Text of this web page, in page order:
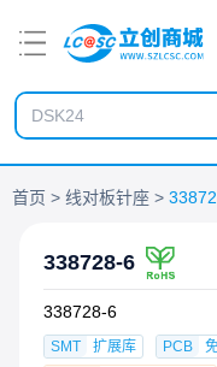
首页 线对板针座
338728-6
338728-6
SMT 扩展库 PCB